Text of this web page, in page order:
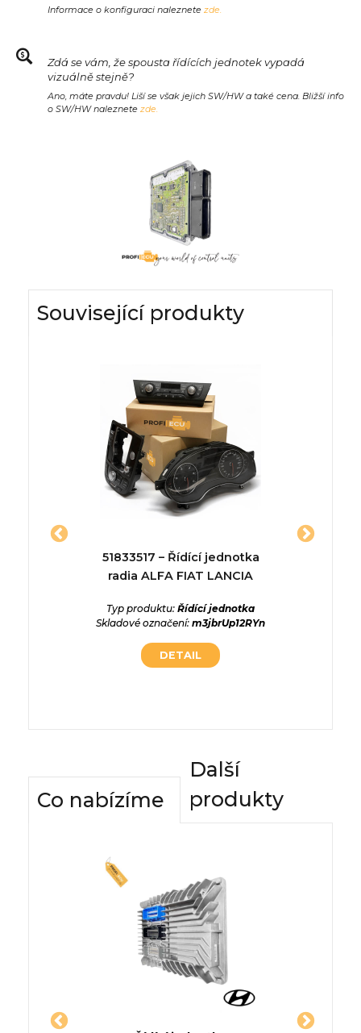
Informace o konfiguraci naleznete zde.
Zdá se vám, že spousta řídících jednotek vypadá
vizuálně stejně?
Ano, máte pravdu! Liší se však jejich SW/HW a také cena. Bližší info
o SW/HW naleznete zde.
Související produkty
51833517 – Řídící jednotka
radia ALFA FIAT LANCIA
Typ produktu: Řídící jednotka
Skladové označení: m3jbrUp12RYn
DETAIL
Co nabízíme
Další
produkty